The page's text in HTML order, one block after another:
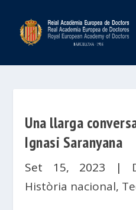
Una llarga
Ignasi Saranyana
Set 15, 2023 |
Història nacional,